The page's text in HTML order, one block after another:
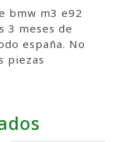
bmw m3 e92
3 meses de
españa. No
piezas